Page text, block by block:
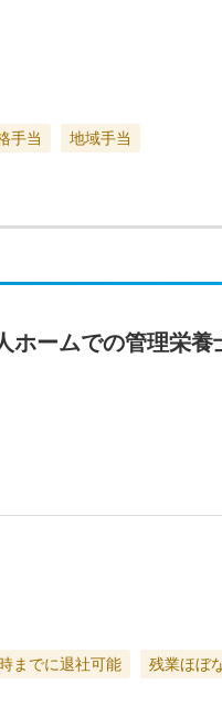
手当
地域手当
ホームでの管理栄
までに退社可能 残業ほぼ